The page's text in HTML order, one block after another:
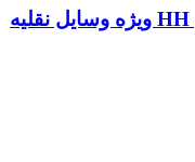
روغن هیدرولیک سمن شیمی HH ویژه وسایل نقلیه